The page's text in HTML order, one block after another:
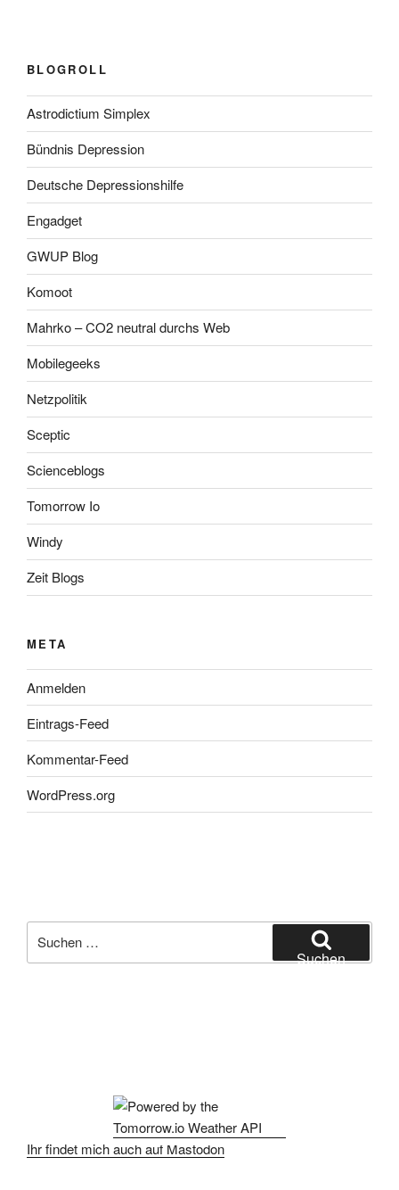
BLOGROLL
Astrodictium Simplex
Bündnis Depression
Deutsche Depressionshilfe
Engadget
GWUP Blog
Komoot
Mahrko – CO2 neutral durchs Web
Mobilegeeks
Netzpolitik
Sceptic
Scienceblogs
Tomorrow Io
Windy
Zeit Blogs
META
Anmelden
Eintrags-Feed
Kommentar-Feed
WordPress.org
nach:
Suchen
Ihr findet mich auch auf Mastodon